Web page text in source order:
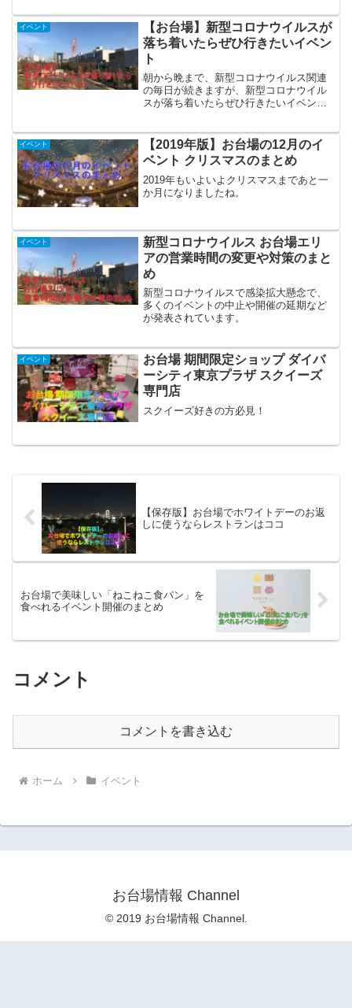
イベント
【お台場】新型コロナウイルスが
落ち着いたらぜひ行きたいイベン
ト
朝から晩まで、新型コロナウイルス関連
の毎日が続きますが、新型コロナウイル
スが落ち着いたらぜひ行きたいイベント
イベント
【2019年版】お台場の12月のイ
ベント クリスマスのまとめ
2019年もいよいよクリスマスまであと一
か月になりましたね。
イベント
新型コロナウイルス お台場エリ
アの営業時間の変更や対策のまと
め
新型コロナウイルスで感染拡大懸念で、
多くのイベントの中止や開催の延期など
が発表されています。
イベント
お台場 期間限定ショップ ダイバ
ーシティ東京プラザ スクイーズ
専門店
スクイーズ好きの方必見！
【保存版】お台場でホワイトデーのお返
しに使うならレストランはココ
お台場で美味しい「ねこねこ食パン」を
食べれるイベント開催のまとめ
コメント
コメントを書き込む
ホーム イベント
お台場情報 Channel
© 2019 お台場情報 Channel.